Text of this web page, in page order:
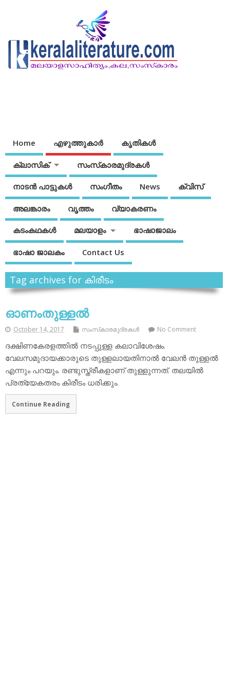
Home എഴുത്തുകാര്‍ കൃതികൾ
ക്ലാസിക് സംസ്‌കാരമുദ്രകള്‍
നാടന്‍ പാട്ടുകള്‍ സംഗീതം News ക്വിസ്
അലങ്കാരം വൃത്തം വ്യാകരണം
കടംകഥകള്‍ മലയാളം ഭാഷാജാലം
ഭാഷാ ജാലകം Contact Us
Tag archives for കിരീടം
ഓണംതുള്ളല്‍
October 14, 2017 സംസ്‌കാരമുദ്രകള്‍ No Comment
ദക്ഷിണകേരളത്തില്‍ നടപ്പുള്ള കലാവിശേഷം.
വേലസമുദായക്കാരുടെ തുള്ളലായതിനാല്‍ വേലന്‍ തുള്ളല്‍
എന്നും പറയും. രണ്ടുസ്ത്രീകളാണ് തുള്ളുന്നത്. തലയില്‍
പ്രത്യേകതരം കിരീടം ധരിക്കും.
Continue Reading